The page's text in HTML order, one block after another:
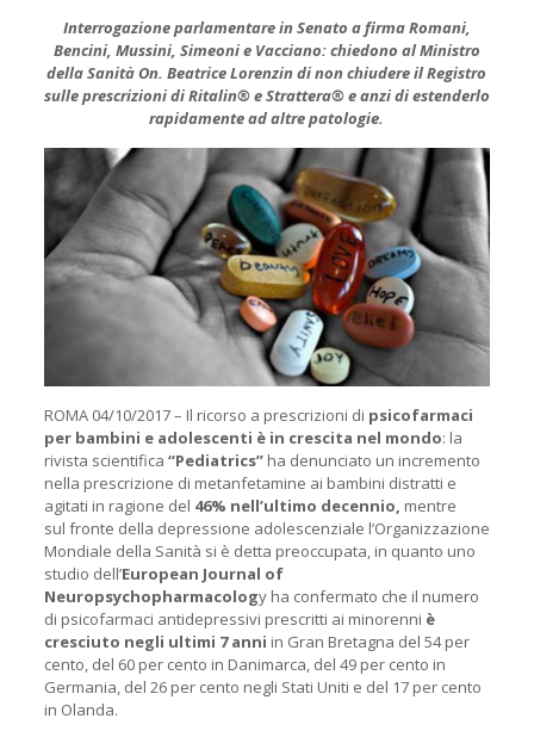
Interrogazione parlamentare in Senato a firma Romani,
Bencini, Mussini, Simeoni e Vacciano: chiedono al Ministro
della Sanità On. Beatrice Lorenzin di non chiudere il Registro
sulle prescrizioni di Ritalin® e Strattera® e anzi di estenderlo
rapidamente ad altre patologie.
ROMA 04/10/2017 – Il ricorso a prescrizioni di psicofarmaci
per bambini e adolescenti è in crescita nel mondo: la
rivista scientifica “Pediatrics”ha denunciato un incremento
nella prescrizione di metanfetamine ai bambini distratti e
agitati in ragione del 46% nell’ultimo decennio, mentre
sul fronte della depressione adolescenziale l’Organizzazione
Mondiale della Sanità si è detta preoccupata, in quanto uno
studio dell’European Journal of
Neuropsychopharmacology ha confermato che il numero
di psicofarmaci antidepressivi prescritti ai minorenni è
cresciuto negli ultimi 7 anni in Gran Bretagna del 54 per
cento, del 60 per cento in Danimarca, del 49 per cento in
Germania, del 26 per cento negli Stati Uniti e del 17 per cento
in Olanda.